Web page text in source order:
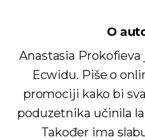
O
Anastasia Prokofieva
Ecwidu. Piše o
promociji kako bi
poduzetnika učinila
Također ima